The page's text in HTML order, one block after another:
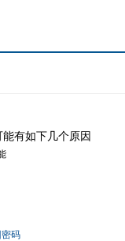
有如下几个原因
码